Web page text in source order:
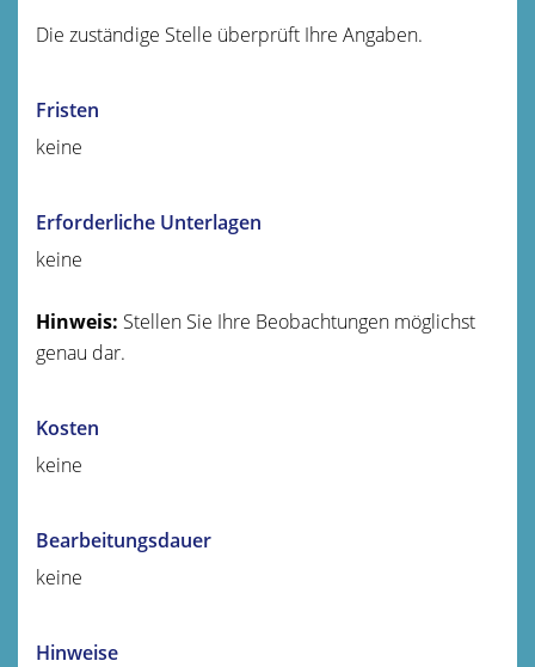
Die zuständige Stelle überprüft Ihre Angaben.
Fristen
keine
Erforderliche Unterlagen
keine
Hinweis: Stellen Sie Ihre Beobachtungen möglichst
genau dar.
Kosten
keine
Bearbeitungsdauer
keine
Hinweise